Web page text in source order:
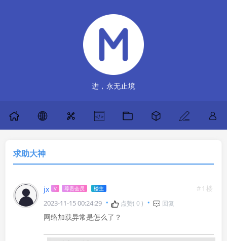
进，永无止境
求助大神
jx V 尊贵会员 楼主
#1楼
2023-11-15 00:24:29
点赞( 0 ) 回复
网络加载异常是怎么了？